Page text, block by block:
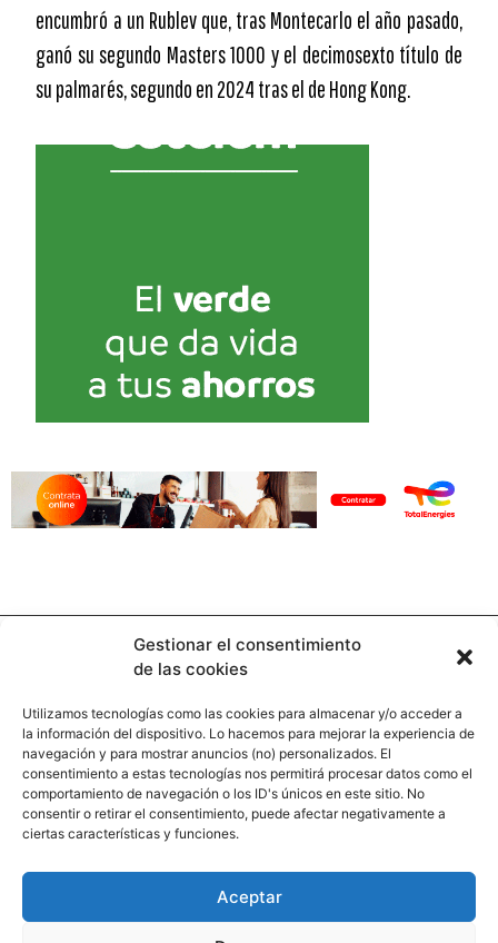
Gestionar el consentimiento
de las cookies
Utilizamos tecnologías como las cookies para almacenar y/o acceder a
la información del dispositivo. Lo hacemos para mejorar la experiencia de
navegación y para mostrar anuncios (no) personalizados. El
consentimiento a estas tecnologías nos permitirá procesar datos como el
comportamiento de navegación o los ID's únicos en este sitio. No
consentir o retirar el consentimiento, puede afectar negativamente a
ciertas características y funciones.
Aceptar
encumbró a un Rublev que, tras Montecarlo el año pasado,
ganó su segundo Masters 1000 y el decimosexto título de
su palmarés, segundo en 2024 tras el de Hong Kong.
Contacto
Calle Pinar, 5, 28006 Madrid
+34 91 745 58 38
Paginas legales